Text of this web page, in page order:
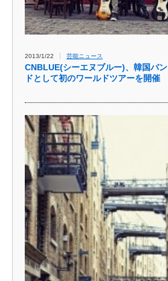
2013/1/22 芸能ニュース
CNBLUE(シーエヌブルー)、韓国バン
ドとして初のワールドツアーを開催